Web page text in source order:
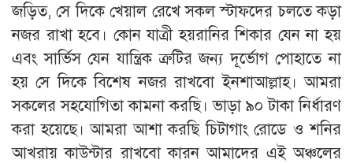
জড়িত, সে দিকে খেয়াল রেখে সকল স্টাফদের চলতে কড়া
নজর রাখা হবে। কোন যাত্রী হয়রানির শিকার যেন না হয়
এবং সার্ভিস যেন যান্ত্রিক ত্রুটির জন্য দূর্ভোগ পোহাতে না
হয় সে দিকে বিশেষ নজর রাখবো ইনশাআল্লাহ। আমরা
সকলের সহযোগিতা কামনা করছি। ভাড়া ৯০ টাকা নির্ধারণ
করা হয়েছে। আমরা আশা করছি চিটাগাং রোডে ও শনির
আখরায় কাউন্টার রাখবো কারন আমাদের এই অঞ্চলের